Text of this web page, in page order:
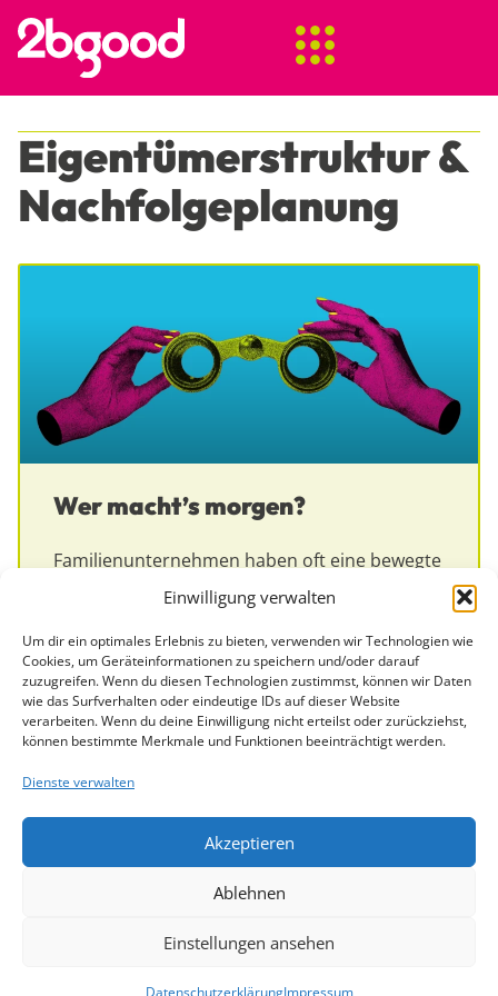
Einwilligung verwalten
Um dir ein optimales Erlebnis zu bieten, verwenden wir Technologien wie
Cookies, um Geräteinformationen zu speichern und/oder darauf
zuzugreifen. Wenn du diesen Technologien zustimmst, können wir Daten
wie das Surfverhalten oder eindeutige IDs auf dieser Website
verarbeiten. Wenn du deine Einwilligung nicht erteilst oder zurückziehst,
können bestimmte Merkmale und Funktionen beeinträchtigt werden.
Dienste verwalten
Akzeptieren
Ablehnen
Einstellungen ansehen
DatenschutzerklärungImpressum
Eigentümerstruktur &
Nachfolgeplanung
Wer macht’s morgen?
Familienunternehmen haben oft eine bewegte
Vergangenheit. Doch immer öfter fehlt ihnen
genau das Gegenteil: eine lebendige Zukunft.
Immer mehr Familienunternehmen stehen vor
besonderen Herausforderungen – emotional,
organisatorisch und strategisch. Gründerin
der Agentur Storypark und Führungskräfte-
Coach
WEITERLESEN »
© Copyright 2024 2bgood